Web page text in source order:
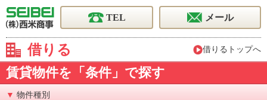
TEL メール
借りる 借りるトップへ
賃貸物件を「条件」で探す
▼ 物件種別